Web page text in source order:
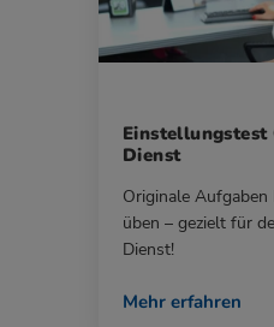
Dienst
Originale
üben – gezielt für
Dienst!
Mehr erfahren